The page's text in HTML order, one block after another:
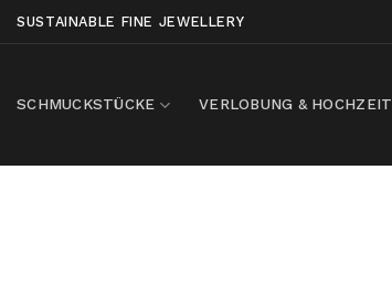
Skip
SUSTAINABLE FINE JEWELLERY
SCHMUCKSTÜCKE VERLOBUNG & HOCHZEIT